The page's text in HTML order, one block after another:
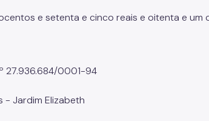
e setenta e cinco reais e oitenta e um
27.936.684/0001-94
- Jardim Elizabeth